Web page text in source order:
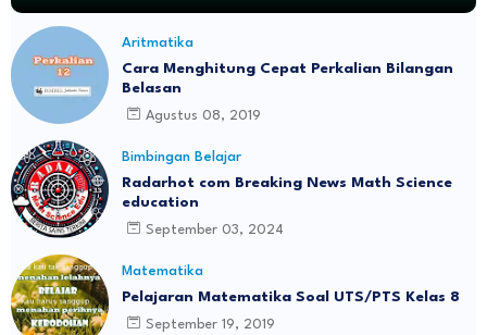
Aritmatika
Cara Menghitung Cepat Perkalian Bilangan
Belasan
Agustus 08, 2019
Bimbingan Belajar
Radarhot com Breaking News Math Science
education
September 03, 2024
Matematika
Pelajaran Matematika Soal UTS/PTS Kelas 8
September 19, 2019